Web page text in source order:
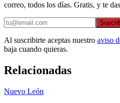
correo, todos los días. Gratis, y te
Al suscribirte aceptas nuestro aviso
baja cuando quieras.
Relacionadas
Nuevo León